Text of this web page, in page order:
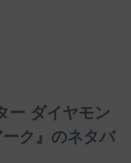
ー ダイヤモン
ーク』のネタバ